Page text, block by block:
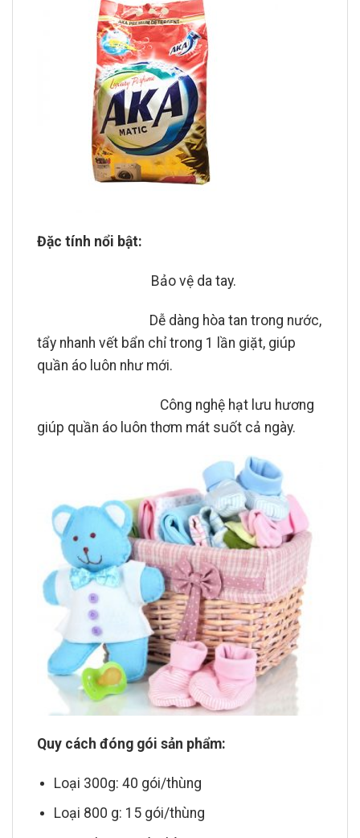
Đặc tính nổi bật:
Bảo vệ da tay.
Dễ dàng hòa tan trong nước,
tẩy nhanh vết bẩn chỉ trong 1 lần giặt, giúp
quần áo luôn như mới.
Công nghệ hạt lưu hương
giúp quần áo luôn thơm mát suốt cả ngày.
Quy cách đóng gói sản phẩm:
Loại 300g: 40 gói/thùng
Loại 800 g: 15 gói/thùng